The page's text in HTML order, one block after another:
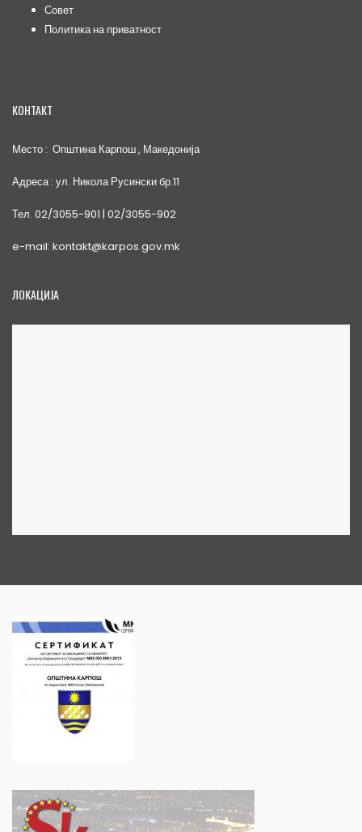
Совет
Политика на приватност
КОНТАКТ
Место : Општина Карпош , Македонија
Адреса : ул. Никола Русински бр.11
Тел. 02/3055-901 | 02/3055-902
e-mail: kontakt@karpos.gov.mk
ЛОКАЦИЈА